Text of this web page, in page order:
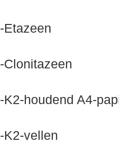
-Etazeen
-Clonitazeen
-K2-houdend A4-
-K2-vellen